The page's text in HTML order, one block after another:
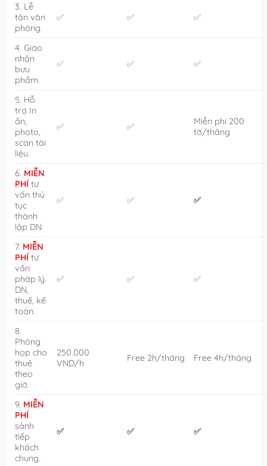
3. Lễ
tân văn
phòng.
✅ ✅ ✅
4. Giao
nhận
bưu
phẩm.
✅ ✅ ✅
5. Hỗ
trợ In
ấn,
photo,
scan tài
liệu.
✅ ✅
Miễn phí 200
tờ/tháng
6. MIỄN
PHÍ tư
vấn thủ
tục
thành
lập DN
✅ ✅ ✅
7. MIỄN
PHÍ tư
vấn
pháp lý
DN,
thuế, kế
toán.
✅ ✅ ✅
8.
Phòng
họp cho
thuê
theo
giờ.
250.000
VND/h
Free 2h/tháng Free 4h/tháng
9. MIỄN
PHÍ
sảnh
tiếp
khách
chung.
✅ ✅ ✅